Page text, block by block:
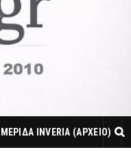
INVERIA (ΑΡΧΕΙΟ)